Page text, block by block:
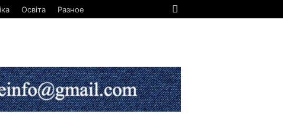
Освіта Разное